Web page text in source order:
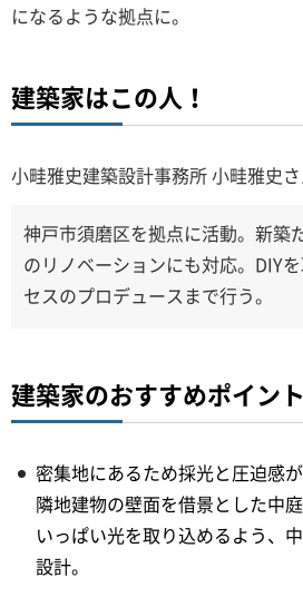
になるような拠点に。
建築家はこの人！
小畦雅史建築設計事務所 小畦雅史
神戸市須磨区を拠点に活動。新築
のリノベーションにも対応。DIY
セスのプロデュースまで行う。
建築家のおすすめポイン
密集地にあるため採光と圧迫感
隣地建物の壁面を借景とした中
いっぱい光を取り込めるよう、
設計。